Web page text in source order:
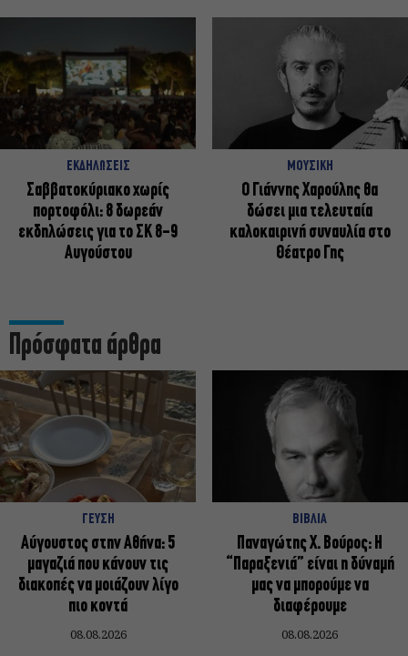
ΕΚΔΗΛΩΣΕΙΣ
Σαββατοκύριακο χωρίς
πορτοφόλι: 8 δωρεάν
εκδηλώσεις για το ΣΚ 8-9
Αυγούστου
ΜΟΥΣΙΚΗ
Ο Γιάννης Χαρούλης θα
δώσει μια τελευταία
καλοκαιρινή συναυλία στο
Θέατρο Γης
Πρόσφατα άρθρα
ΓΕΥΣΗ
Αύγουστος στην Αθήνα: 5
μαγαζιά που κάνουν τις
διακοπές να μοιάζουν λίγο
πιο κοντά
08.08.2026
ΒΙΒΛΙΑ
Παναγώτης Χ. Βούρος: Η
“Παραξενιά” είναι η δύναμή
μας να μπορούμε να
διαφέρουμε
08.08.2026